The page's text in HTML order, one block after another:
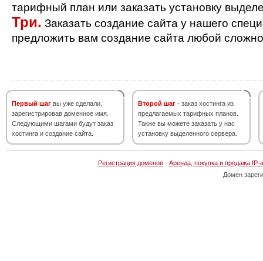
тарифный план или заказать установку
Три. Заказать создание сайта у нашего
предложить вам создание сайта любой
Первый шаг вы уже сделали,
зарегистрировав доменное имя.
Следующими шагами будут заказ
хостинга и создание сайта.
Второй шаг - заказ хостинга из
предлагаемых тарифных планов.
Также вы можете заказать у нас
установку выделенного сервера.
Регистрация доменов· Аренда, покупка и продажа IP-
Домен